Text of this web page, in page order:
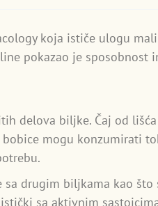
koja ističe ulogu
pokazao je sposobnost
delova biljke. Čaj od
mogu konzumirati
sa drugim biljkama kao što
sa aktivnim